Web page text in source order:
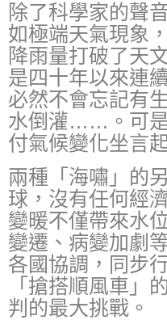
除了科學家的聲
如極端天氣現象
降雨量打破了天
是四十年以來連
必然不會忘記有
水倒灌……。可是
付氣候變化坐言
兩種「海嘯」的
球，沒有任何經
變暖不僅帶來水
變遷、病變加劇
各國協調，同步
「搶搭順風車」
判的最大挑戰。